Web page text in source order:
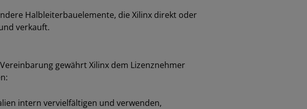
Halbleiterbauelemente, die Xilinx direkt oder
verkauft.
gewährt Xilinx dem Lizenznehmer
intern vervielfältigen und verwenden,